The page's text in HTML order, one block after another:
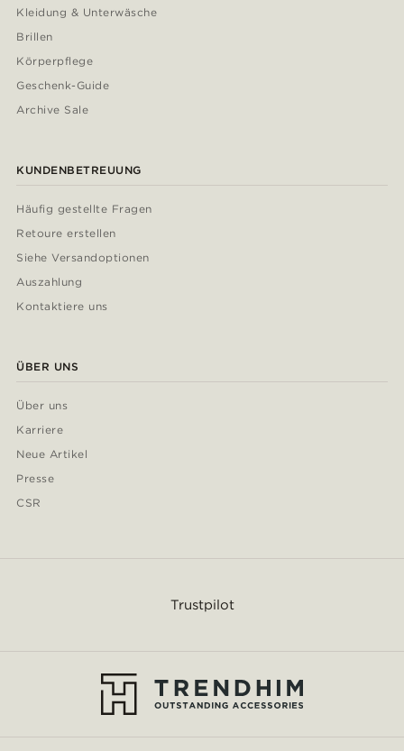
Kleidung & Unterwäsche
Brillen
Körperpflege
Geschenk-Guide
Archive Sale
KUNDENBETREUUNG
Häufig gestellte Fragen
Retoure erstellen
Siehe Versandoptionen
Auszahlung
Kontaktiere uns
ÜBER UNS
Über uns
Karriere
Neue Artikel
Presse
CSR
Trustpilot